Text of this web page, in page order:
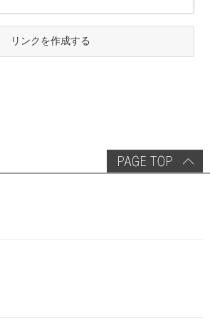
リンクを作成する